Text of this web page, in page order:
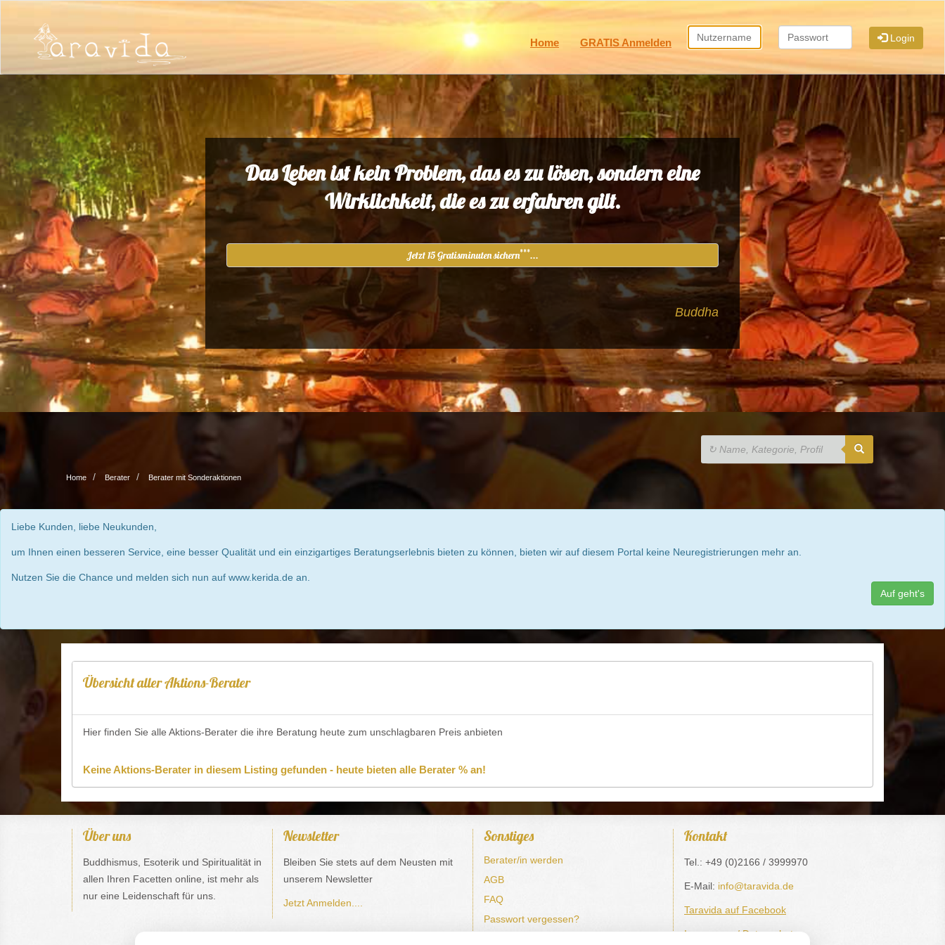
Home GRATIS Anmelden Login
Das Leben ist kein Problem, das es zu lösen, sondern eine
Wirklichkeit, die es zu erfahren gilt.
Jetzt 15 Gratisminuten sichern***...
Buddha
Home Berater Berater mit Sonderaktionen
Liebe Kunden, liebe Neukunden,
um Ihnen einen besseren Service, eine besser Qualität und ein einzigartiges Beratungserlebnis bieten zu können, bieten wir auf diesem Portal keine Neuregistrierungen mehr an.
Nutzen Sie die Chance und melden sich nun auf www.kerida.de an.
Auf geht's
Übersicht aller Aktions-Berater
Hier finden Sie alle Aktions-Berater die ihre Beratung heute zum unschlagbaren Preis anbieten
Keine Aktions-Berater in diesem Listing gefunden - heute bieten alle Berater % an!
Über uns
Buddhismus, Esoterik und Spiritualität in
allen Ihren Facetten online, ist mehr als
nur eine Leidenschaft für uns.
Newsletter
Bleiben Sie stets auf dem Neusten mit
unserem Newsletter
Jetzt Anmelden....
Sonstiges
Berater/in werden
AGB
FAQ
Passwort vergessen?
Kontakt
Tel.: +49 (0)2166 / 3999970
E-Mail: info@taravida.de
Taravida auf Facebook
Impressum / Datenschutz